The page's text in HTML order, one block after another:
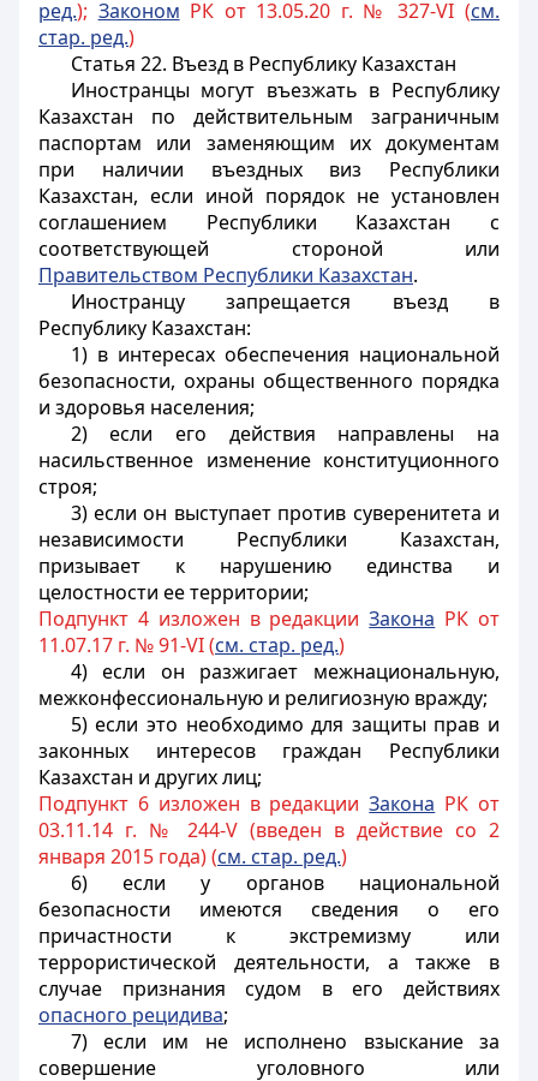
ред.); Законом РК от 13.05.20 г. № 327-VI (см.
стар. ред.)
Статья 22. Въезд в Республику Казахстан
Иностранцы могут въезжать в Республику
Казахстан по действительным заграничным
паспортам или заменяющим их документам
при наличии въездных виз Республики
Казахстан, если иной порядок не установлен
соглашением Республики Казахстан с
соответствующей стороной или
Правительством Республики Казахстан.
Иностранцу запрещается въезд в
Республику Казахстан:
1) в интересах обеспечения национальной
безопасности, охраны общественного порядка
и здоровья населения;
2) если его действия направлены на
насильственное изменение конституционного
строя;
3) если он выступает против суверенитета и
независимости Республики Казахстан,
призывает к нарушению единства и
целостности ее территории;
Подпункт 4 изложен в редакцииЗакона РК от
11.07.17 г. № 91-VI (см. стар. ред.)
4) если он разжигает межнациональную,
межконфессиональную и религиозную вражду;
5) если это необходимо для защиты прав и
законных интересов граждан Республики
Казахстан и других лиц;
Подпункт 6 изложен в редакцииЗакона РК от
03.11.14 г. № 244-V (введен в действие со 2
января 2015 года) (см. стар. ред.)
6) если у органов национальной
безопасности имеются сведения о его
причастности к экстремизму или
террористической деятельности, а также в
случае признания судом в его действиях
опасного рецидива;
7) если им не исполнено взыскание за
совершение уголовного или